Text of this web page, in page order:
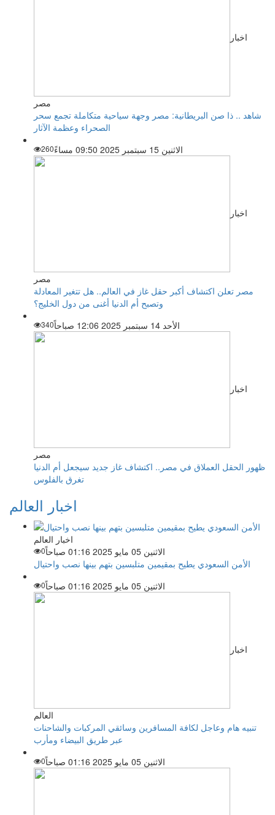
اخبار
مصر
شاهد .. ذا صن البريطانية: مصر وجهة سياحية متكاملة تجمع سحر
الصحراء وعظمة الآثار
الاثنين 15 سبتمبر 2025 09:50 مساءً
260
اخبار
مصر
مصر تعلن اكتشاف أكبر حقل غاز في العالم.. هل تتغير المعادلة
وتصبح أم الدنيا أغنى من دول الخليج؟
الأحد 14 سبتمبر 2025 12:06 صباحاً
340
اخبار
مصر
ظهور الحقل العملاق في مصر.. اكتشاف غاز جديد سيجعل أم الدنيا
تغرق بالفلوس
اخبار العالم
اخبار العالم
الاثنين 05 مايو 2025 01:16 صباحاً
0
الأمن السعودي يطيح بمقيمين متلبسين بتهم بينها نصب واحتيال
الاثنين 05 مايو 2025 01:16 صباحاً
0
اخبار
العالم
تنبيه هام وعاجل لكافة المسافرين وسائقي المركبات والشاحنات
عبر طريق البيضاء ومأرب
الاثنين 05 مايو 2025 01:16 صباحاً
0